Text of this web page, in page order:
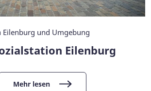
Eilenburg und Umgebung
Eilenburg
Mehr lesen